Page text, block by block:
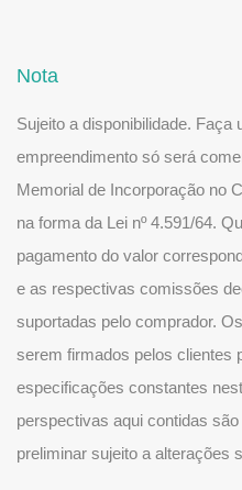
Nota
Sujeito a disponibilidade. Faça
empreendimento só será
Memorial de Incorporação no
na forma da Lei nº 4.591/64.
pagamento do valor
e as respectivas comissões
suportadas pelo comprador.
serem firmados pelos clientes
especificações constantes
perspectivas aqui contidas
preliminar sujeito a alterações